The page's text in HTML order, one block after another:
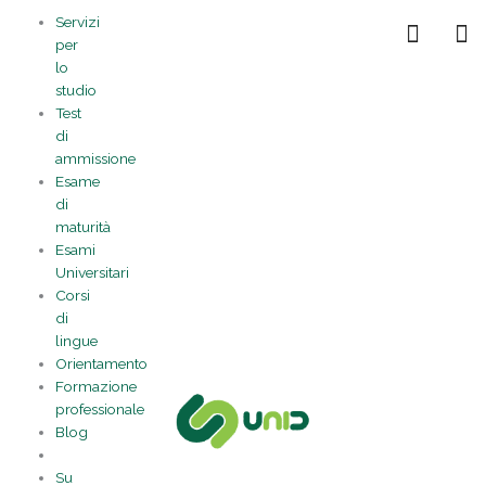
contenuto
Servizi
per
lo
studio
Test
di
ammissione
Esame
di
maturità
Esami
Universitari
Corsi
di
lingue
Orientamento
Formazione
professionale
Blog
Su